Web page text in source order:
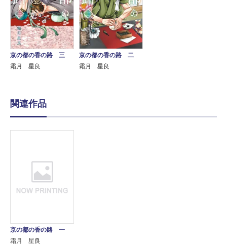
京の都の香の路 三
霜月 星良
京の都の香の路 二
霜月 星良
関連作品
京の都の香の路 一
霜月 星良